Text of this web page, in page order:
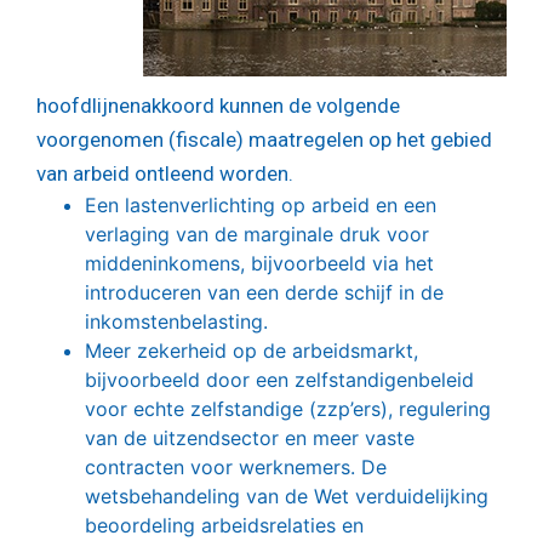
hoofdlijnenakkoord kunnen de volgende
voorgenomen (fiscale) maatregelen op het gebied
van arbeid ontleend worden.
Een lastenverlichting op arbeid en een
verlaging van de marginale druk voor
middeninkomens, bijvoorbeeld via het
introduceren van een derde schijf in de
inkomstenbelasting.
Meer zekerheid op de arbeidsmarkt,
bijvoorbeeld door een zelfstandigenbeleid
voor echte zelfstandige (zzp’ers), regulering
van de uitzendsector en meer vaste
contracten voor werknemers. De
wetsbehandeling van de Wet verduidelijking
beoordeling arbeidsrelaties en